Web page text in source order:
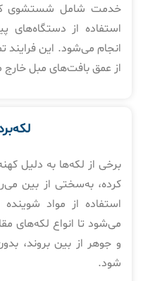
خدمت شامل شستشوی
استفاده از
انجام می‌شود. این فرایند
از عمق بافت‌های مبل خارج
برخی از لکه‌ها به دلیل
کرده، به‌سختی از بین
استفاده از مواد
می‌شود تا انواع لکه‌های
و جوهر از بین بروند،
شود.